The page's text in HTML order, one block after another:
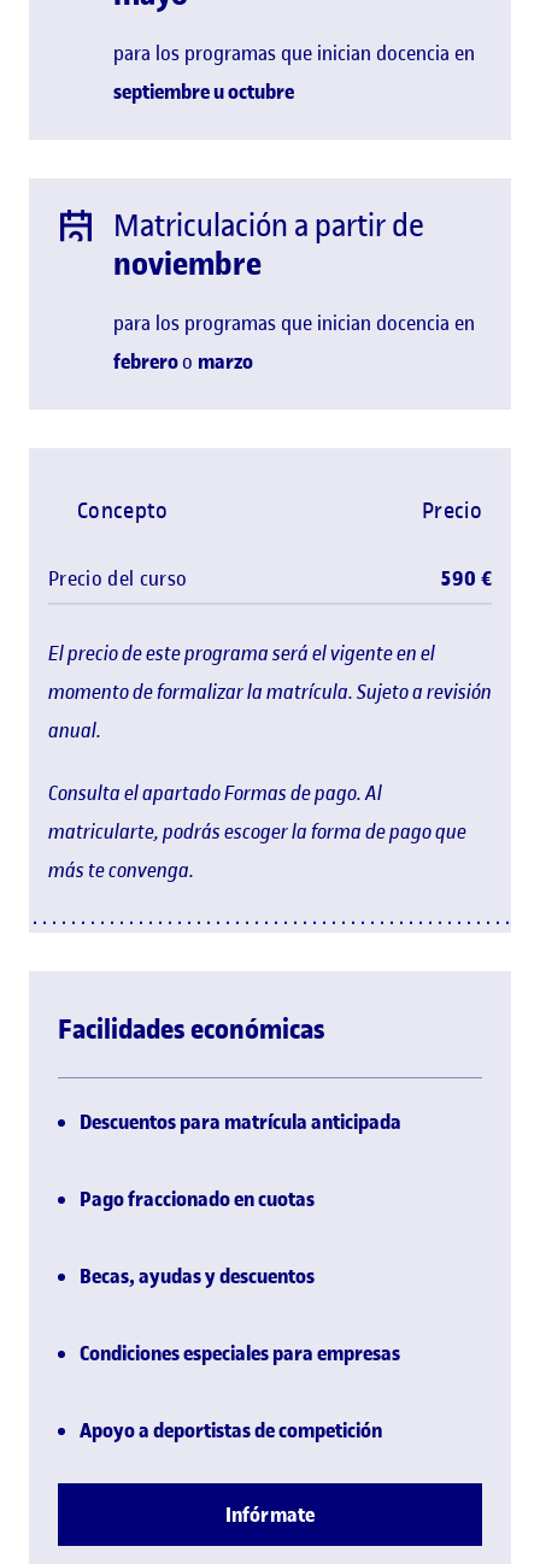
para los programas que inician docencia en
septiembre uoctubre
Matriculación a partir de
noviembre
para los programas que inician docencia en
febreroo marzo
El precio de este programa será el vigente en el
momento de formalizar la matrícula. Sujeto a revisión
anual.
Consulta el apartado Formas de pago. Al
matricularte, podrás escoger la forma de pago que
más te convenga.
Concepto Precio
Precio del curso 590 €
Facilidades económicas
Descuentos para matrícula anticipada
Pago fraccionado en cuotas
Becas, ayudas y descuentos
Condiciones especiales para empresas
Apoyo a deportistas de competición
Infórmate